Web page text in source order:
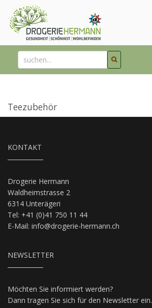
Teezubehör
KONTAKT
Drogerie Hermann
Waldheimstrasse 2
6314 Unterägeri
Tel: +41 (0)41 750 11 44
E-Mail: info@drogerie-hermann.ch
NEWSLETTER
Möchten Sie informiert werden?
Dann tragen Sie sich für den Newsletter ein.